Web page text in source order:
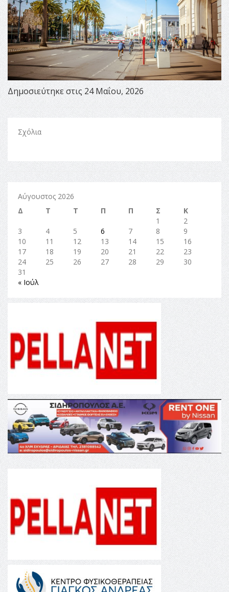
Δημοσιεύτηκε στις 24 Μαΐου, 2026
Σχόλια
Αύγουστος 2026
Δ
Τ Τ Π Π Σ
Κ
1
2
3
4 5 6 7 8
9
10
11 12 13 14 15
16
17
18 19 20 21 22
23
24
25 26 27 28 29
30
31
« Ιούλ